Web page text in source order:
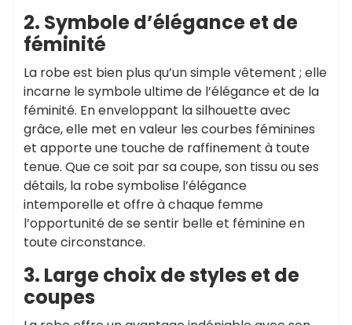
2. Symbole d’élégance et de
féminité
La robe est bien plus qu’un simple vêtement ; elle
incarne le symbole ultime de l’élégance et de la
féminité. En enveloppant la silhouette avec
grâce, elle met en valeur les courbes féminines
et apporte une touche de raffinement à toute
tenue. Que ce soit par sa coupe, son tissu ou ses
détails, la robe symbolise l’élégance
intemporelle et offre à chaque femme
l’opportunité de se sentir belle et féminine en
toute circonstance.
3. Large choix de styles et de
coupes